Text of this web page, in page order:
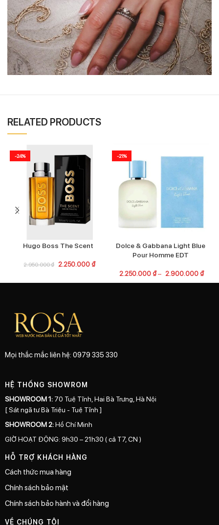
RELATED PRODUCTS
-24%
Hugo Boss The Scent
2.950.000₫ 2.250.000 ₫
-21%
Dolce & Gabbana Light Blue
Pour Homme EDT
2.250.000 ₫– 2.900.000 ₫
Mọi thắc mắc liên hệ: 0979 335 330
HỆ THỐNG SHOWROM
SHOWROOM 1: 70 Tuệ Tĩnh, Hai Bà Trưng, Hà Nội
[ Sát ngã tư Bà Triệu - Tuệ Tĩnh ]
SHOWROOM 2:Hồ Chí Minh
GIỜ HOẠT ĐỘNG: 9h30 – 21h30 ( cả T7, CN )
HỖ TRỢ KHÁCH HÀNG
Cách thức mua hàng
Chính sách bảo mật
Chính sách bảo hành và đổi hàng
VỀ CHÚNG TÔI